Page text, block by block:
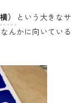
）
という大きなサ
んかに向いている